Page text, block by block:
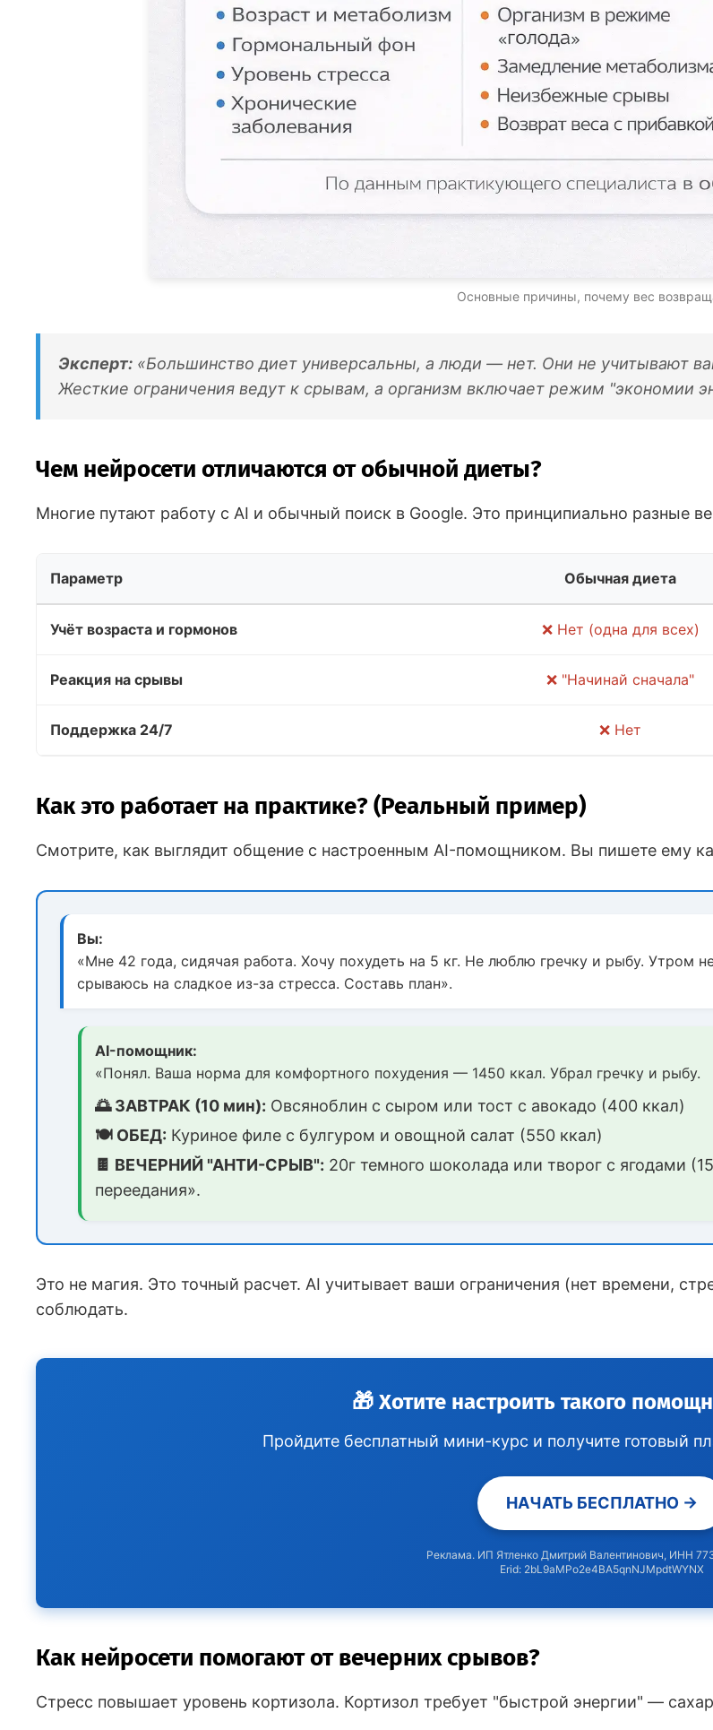
Основные причины, почему вес
Эксперт: «Большинство диет универсальны, а люди — нет. Они не учитывают
Жесткие ограничения ведут к срывам, а организм включает режим "экономии
Чем нейросети отличаются от обычной диеты?
Многие путают работу с AI и обычный поиск в Google. Это принципиально разные
Параметр Обычная диета
Учёт возраста и гормонов ❌ Нет (одна для всех)
Реакция на срывы ❌ "Начинай сначала"
Поддержка 24/7 ❌ Нет
Как это работает на практике? (Реальный пример)
Смотрите, как выглядит общение с настроенным AI-помощником. Вы пишете ему
Вы:
«Мне 42 года, сидячая работа. Хочу похудеть на 5 кг. Не люблю гречку и рыбу. Утром
срываюсь на сладкое из-за стресса. Составь план».
AI-помощник:
«Понял. Ваша норма для комфортного похудения — 1450 ккал. Убрал гречку и рыбу.
🌅 ЗАВТРАК (10 мин): Овсяноблин с сыром или тост с авокадо (400 ккал)
🍽️ ОБЕД: Куриное филе с булгуром и овощной салат (550 ккал)
🍫 ВЕЧЕРНИЙ "АНТИ-СРЫВ": 20г темного шоколада или творог с ягодами
переедания».
Это не магия. Это точный расчет. AI учитывает ваши ограничения (нет времени,
соблюдать.
🎁 Хотите настроить такого
Пройдите бесплатный мини-курс и получите готовый
НАЧАТЬ БЕСПЛАТНО →
Реклама. ИП Ятленко Дмитрий Валентинович, ИНН
Erid: 2bL9aMPo2e4BA5qnNJMpdtWYNX
Как нейросети помогают от вечерних срывов?
Стресс повышает уровень кортизола. Кортизол требует "быстрой энергии" —